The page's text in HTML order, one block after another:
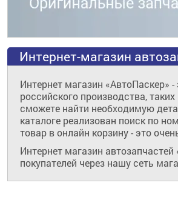
Интернет-магазин
Интернет магазин «АвтоПаскер»
российского производства,
сможете найти необходимую
каталоге реализован поиск по
товар в онлайн корзину - это
Интернет магазин
покупателей через нашу сеть